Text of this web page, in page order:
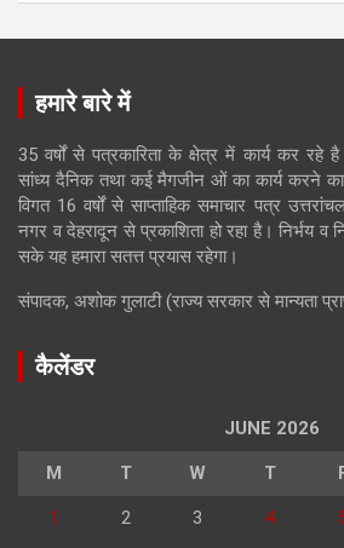
हमारे बारे में
35 वर्षों से पत्रकारिता के क्षेत्र में कार्य कर रहे
सांध्य दैनिक तथा कई मैगजीन ओं का कार्य करने का
विगत 16 वर्षों से साप्ताहिक समाचार पत्र
नगर व देहरादून से प्रकाशिता हो रहा है। निर्भय व
सके यह हमारा सतत्त प्रयास रहेगा।
संपादक, अशोक गुलाटी (राज्य सरकार से मान्यता
कैलेंडर
JUNE 2026
M T W T
1 2 3 4